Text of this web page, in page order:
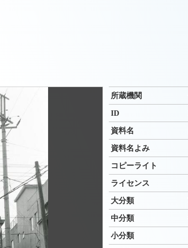
所蔵機関
ID
資料名
資料名よみ
コピーライト
ライセンス
大分類
中分類
小分類